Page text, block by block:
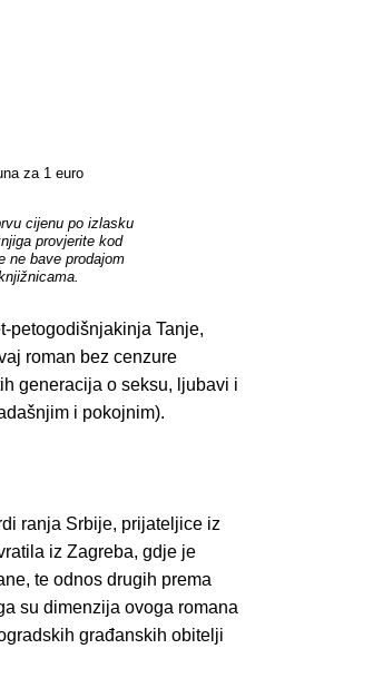
za 1 euro
cijenu po izlasku
provjerite kod
ne bave prodajom
petogodišnjakinja Tanje,
roman bez cenzure
generacija o seksu, ljubavi i
i pokojnim).
ranja Srbije, prijateljice iz
iz Zagreba, gdje je
te odnos drugih prema
su dimenzija ovoga romana
građanskih obitelji